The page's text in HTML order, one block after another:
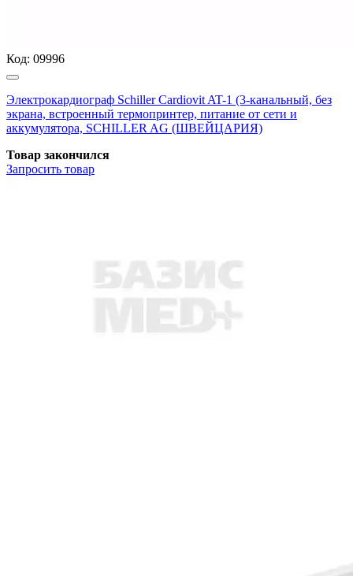
Код: 09996
Электрокардиограф Schiller Cardiovit AT-1 (3-канальный, без
экрана, встроенный термопринтер, питание от сети и
аккумулятора, SCHILLER AG (ШВЕЙЦАРИЯ)
Товар закончился
Запросить товар